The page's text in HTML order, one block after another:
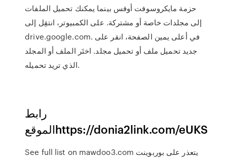
حزمة مايكروسوفت أوفس بينما يمكنك تحميل الملفات
إلى مجلدات خاصة أو مشتركة. على الكمبيوتر، انتقِل إلى
drive.google.com. في أعلى يمين الصفحة، انقر على
جديد تحميل ملف أو تحميل مجلد. اختَر الملف أو المجلد
الذي تريد تحميله.
رابط
الموقعhttps://donia2link.com/eUKS
See full list on mawdoo3.com يتعذر على بوربوينت